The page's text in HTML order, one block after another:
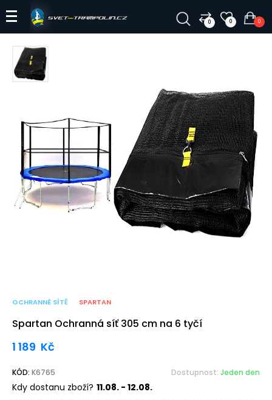
0 0 0
OCHRANNÉ SÍTĚ SPARTAN
Spartan Ochranná síť 305 cm na 6 tyčí
1 189 Kč
KÓD: K6765 Dostupnost: Jeden den
Kdy dostanu zboží? 11.08. - 12.08.